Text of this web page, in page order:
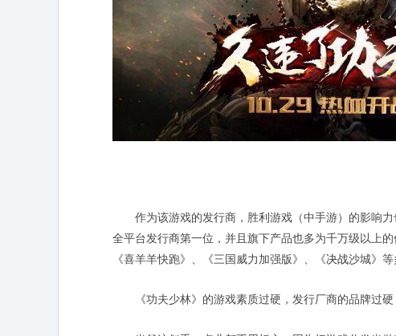
作为该游戏的发行商，胜利游戏（中手游）的影响
全平台发行商第一位，并且旗下产品也多为千万级以上
《喜羊羊快跑》、《三国威力加强版》、《决战沙城》等
《功夫少林》的游戏素质过硬，发行厂商的品牌过